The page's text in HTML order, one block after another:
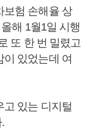
보험 손해율 상
해 1월1일 시행
또 한 번 밀렸고
있었는데 여
있는 디지털